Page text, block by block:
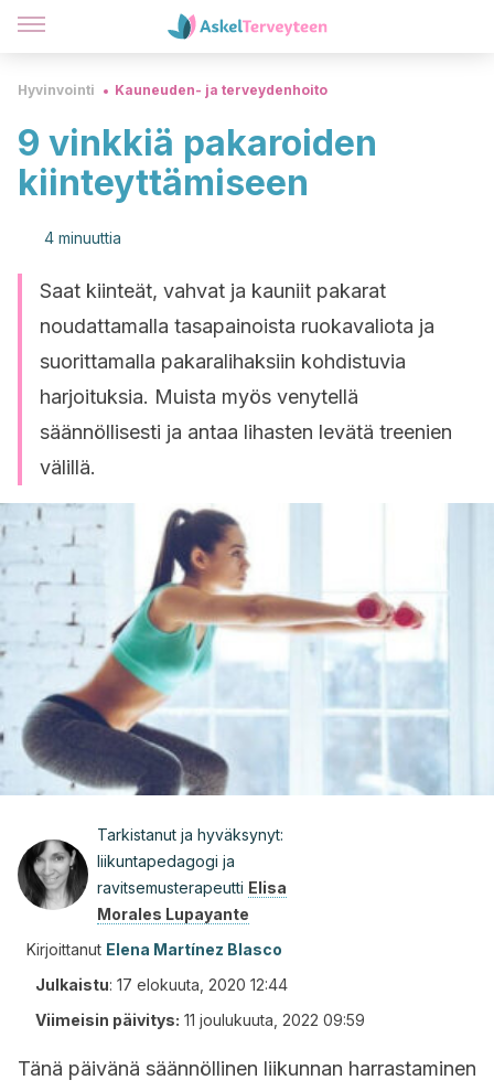
Hyvinvointi Kauneuden- ja terveydenhoito
9 vinkkiä pakaroiden
kiinteyttämiseen
4 minuuttia
Saat kiinteät, vahvat ja kauniit pakarat
noudattamalla tasapainoista ruokavaliota ja
suorittamalla pakaralihaksiin kohdistuvia
harjoituksia. Muista myös venytellä
säännöllisesti ja antaa lihasten levätä treenien
välillä.
Tarkistanut ja hyväksynyt:
liikuntapedagogi ja
ravitsemusterapeutti Elisa
Morales Lupayante
Kirjoittanut Elena Martínez Blasco
Julkaistu: 17 elokuuta, 2020 12:44
Viimeisin päivitys: 11 joulukuuta, 2022 09:59
Tänä päivänä säännöllinen liikunnan harrastaminen